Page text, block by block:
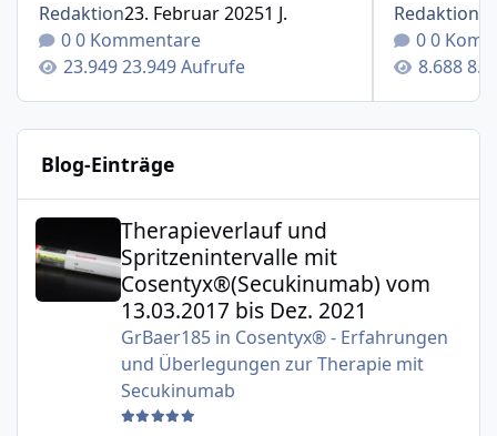
Redaktion23. Februar 20251 J.
0 Kommentare
23.949 Aufrufe
Redaktion
0
Blog-Einträge
Therapieverlauf und Spritzenintervalle mit
Therapieverlauf und
Spritzenintervalle mit
Cosentyx®(Secukinumab) vom
13.03.2017 bis Dez. 2021
GrBaer185in Cosentyx® - Erfahrungen
und Überlegungen zur Therapie mit
Secukinumab